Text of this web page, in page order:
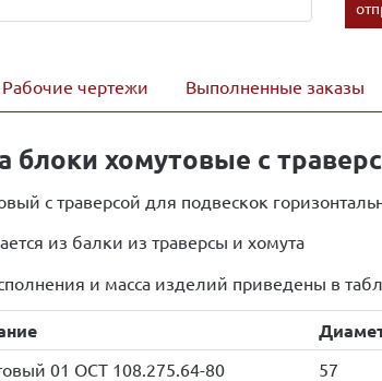
Рабочие чертежи Выполненные заказы
блоки хомутовые с
с траверсой для подвескок
из балки из траверсы и хомута
и масса изделий приведены в
01 ОСТ 108.275.64-80 57